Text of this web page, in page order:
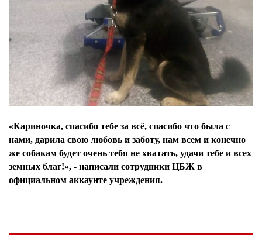
«Кариночка, спасибо тебе за всё, спасибо что была с
нами, дарила свою любовь и заботу, нам всем и конечно
же собакам будет очень тебя не хватать, удачи тебе и всех
земных благ!», - написали сотрудники ЦБЖ в
официальном аккаунте учреждения.